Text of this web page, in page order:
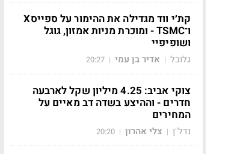
קת׳י ווד מגדילה את ההימור על ספייסX
ו־TSMC - ומוכרת מניות אמזון, גוגל
ושופיפיי
גלובל | אדיר בן עמי |
20:27
צוקי אביב: 4.25 מיליון שקל לארבעה
חדרים - וההיצע בשדה דב מאיים על
המחירים
נדל"ן | צלי אהרון |
20:20